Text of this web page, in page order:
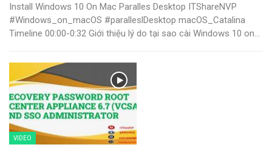
Install Windows 10 On Mac Paralles Desktop ITShareNVP
#Windows_on_macOS #paralleslDesktop macOS_Catalina
Timeline 00:00-0:32 Giới thiệu lý do tại sao cài Windows 10 on…
VIDEO